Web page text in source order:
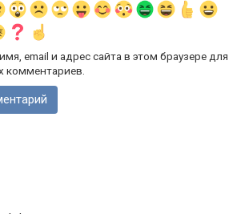
email и адрес сайта в этом браузере для